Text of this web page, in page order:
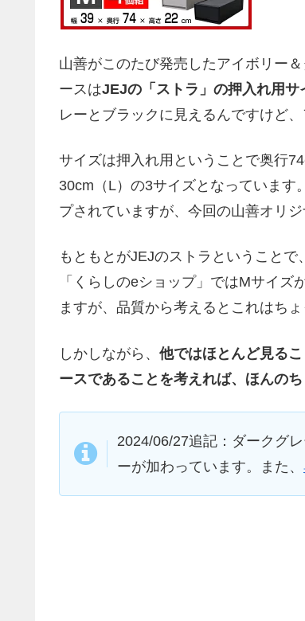
山善がこのたび発売したアイボリー
ースはJEJの「ストラ」の押入れ用
レーとブラックに見えるんですけど
サイズは押入れ用ということで奥行
30cm（L）の3サイズとなっています
プされていますが、今回の山善オリ
もともとがJEJのストラということ
「くらしのeショップ」ではMサイ
ますが、品質から考えるとこれはち
しかしながら、 他ではほとんど見る
ースであることを考えれば、ほんの
2024/06/27追記：ダークグ
ーが加わっています。また、